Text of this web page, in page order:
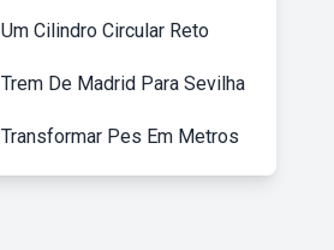
Um Cilindro Circular Reto
Trem De Madrid Para Sevilha
Transformar Pes Em Metros